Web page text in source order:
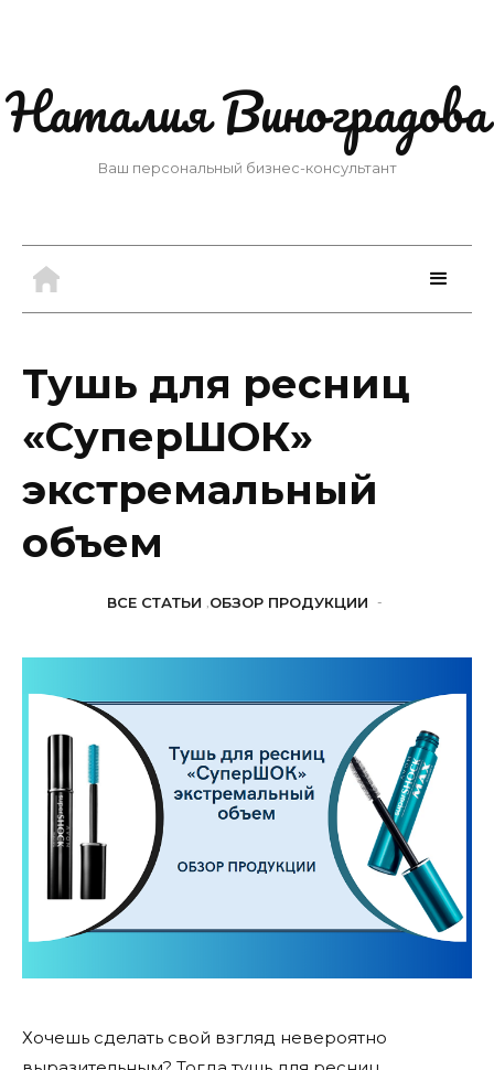
Наталия Виноградова
Ваш персональный бизнес-консультант
Тушь для ресниц
«СуперШОК»
экстремальный
объем
ВСЕ СТАТЬИ ,ОБЗОР ПРОДУКЦИИ -
Хочешь сделать свой взгляд невероятно